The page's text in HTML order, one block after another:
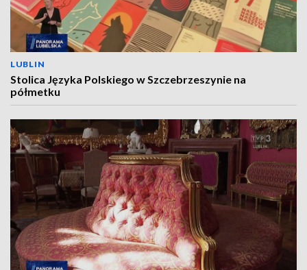
LUBLIN
Stolica Języka Polskiego w Szczebrzeszynie na
półmetku